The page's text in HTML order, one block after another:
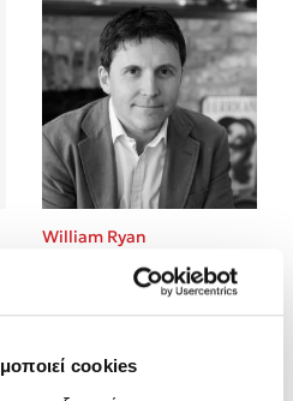
cookies
William Ryan